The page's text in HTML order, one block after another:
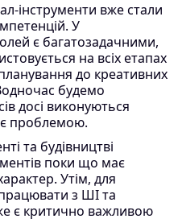
інструменти вже стали
У
є багатозадачними,
на всіх етапах
до креативних
будемо
досі виконуються
проблемою.
та будівництві
поки що має
Утім, для
з ШІ та
є критично важливою